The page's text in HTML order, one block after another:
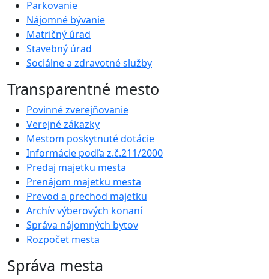
Parkovanie
Nájomné bývanie
Matričný úrad
Stavebný úrad
Sociálne a zdravotné služby
Transparentné mesto
Povinné zverejňovanie
Verejné zákazky
Mestom poskytnuté dotácie
Informácie podľa z.č.211/2000
Predaj majetku mesta
Prenájom majetku mesta
Prevod a prechod majetku
Archív výberových konaní
Správa nájomných bytov
Rozpočet mesta
Správa mesta